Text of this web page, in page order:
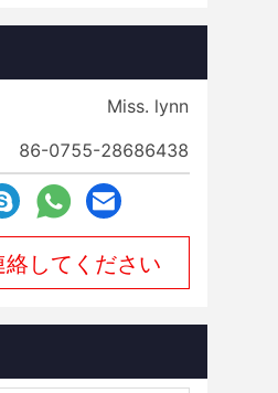
Miss. lynn
86-0755-28686438
絡してください